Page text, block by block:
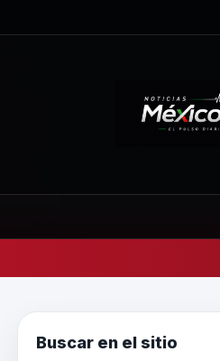
Buscar en el sitio